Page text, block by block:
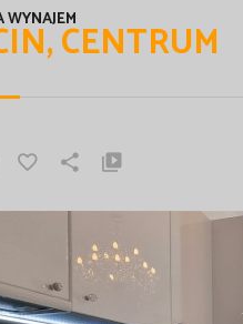
CENTRUM
WYNAJEM